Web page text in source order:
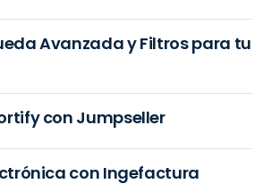
Avanzada y Filtros para tu
con Jumpseller
con Ingefactura